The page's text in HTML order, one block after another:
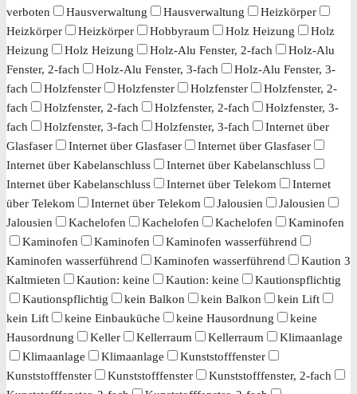
verboten
Hausverwaltung Hausverwaltung
Heizkörper
Heizkörper
Heizkörper Hobbyraum Holz Heizung
Holz
Heizung
Holz Heizung Holz-Alu Fenster, 2-fach
Holz-Alu
Fenster, 2-fach
Holz-Alu Fenster, 3-fach
Holz-Alu Fenster, 3-
fach
Holzfenster Holzfenster Holzfenster
Holzfenster, 2-
fach
Holzfenster, 2-fach Holzfenster, 2-fach
Holzfenster, 3-
fach
Holzfenster, 3-fach Holzfenster, 3-fach
Internet über
Glasfaser
Internet über Glasfaser
Internet über Glasfaser
Internet über Kabelanschluss
Internet über Kabelanschluss
Internet über Kabelanschluss
Internet über Telekom
Internet
über Telekom
Internet über Telekom Jalousien
Jalousien
Jalousien
Kachelofen Kachelofen Kachelofen
Kaminofen
Kaminofen
Kaminofen
Kaminofen wasserführend
Kaminofen wasserführend
Kaminofen wasserführend
Kaution 3
Kaltmieten
Kaution: keine Kaution: keine
Kautionspflichtig
Kautionspflichtig
kein Balkon kein Balkon
kein Lift
kein Lift
keine Einbauküche keine Hausordnung
keine
Hausordnung
Keller Kellerraum Kellerraum
Klimaanlage
Klimaanlage
Klimaanlage
Kunststofffenster
Kunststofffenster
Kunststofffenster
Kunststofffenster, 2-fach